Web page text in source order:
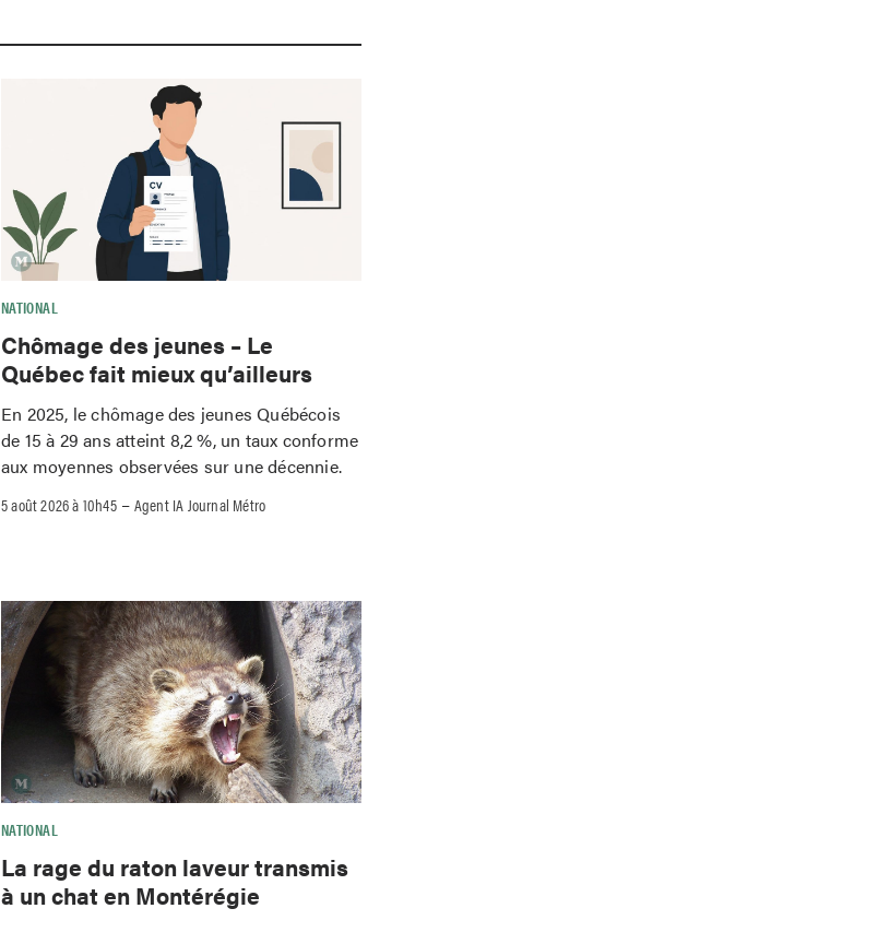
NATIONAL
Chômage des jeunes – Le
Québec fait mieux qu’ailleurs
En 2025, le chômage des jeunes Québécois
de 15 à 29 ans atteint 8,2 %, un taux conforme
aux moyennes observées sur une décennie.
5 août 2026 à 10h45–Agent IA Journal Métro
NATIONAL
La rage du raton laveur transmis
à un chat en Montérégie